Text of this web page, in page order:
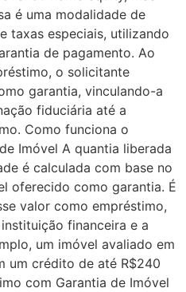
é uma modalidade de
taxas especiais, utilizando
de pagamento. Ao
o solicitante
garantia, vinculando-a
fiduciária até a
Como funciona o
Imóvel A quantia liberada
é calculada com base no
oferecido como garantia. É
valor como empréstimo,
financeira e a
um imóvel avaliado em
um crédito de até R$240
com Garantia de Imóvel